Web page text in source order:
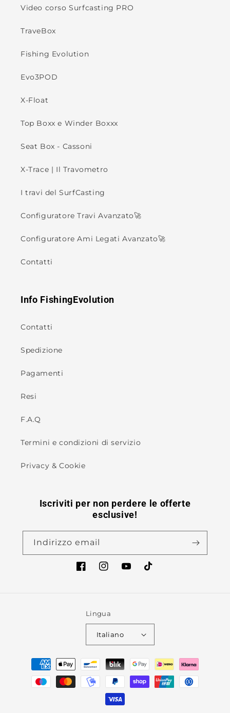
Video corso Surfcasting PRO
TraveBox
Fishing Evolution
Evo3POD
X-Float
Top Boxx e Winder Boxxx
Seat Box - Cassoni
X-Trace | Il Travometro
I travi del SurfCasting
Configuratore Travi Avanzato🚀
Configuratore Ami Legati Avanzato🚀
Contatti
Info FishingEvolution
Contatti
Spedizione
Pagamenti
Resi
F.A.Q
Termini e condizioni di servizio
Privacy & Cookie
Iscriviti per non perdere le offerte
esclusive!
Indirizzo email
FacebookInstagramYouTubeTikTok
Lingua
Italiano
Metodi
pagamento